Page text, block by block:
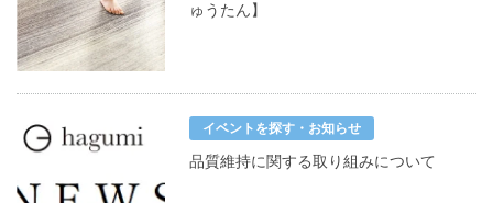
ゅうたん】
イベントを探す・お知らせ
品質維持に関する取り組みについて